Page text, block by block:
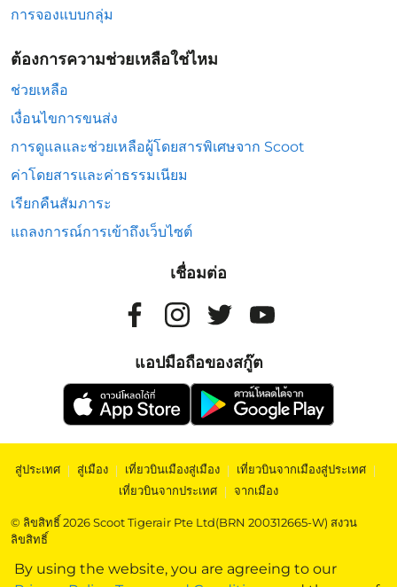
By using the website, you are agreeing to our
การจองแบบกลุ่ม
ต้องการความช่วยเหลือใช่ไหม
ช่วยเหลือ
เงื่อนไขการขนส่ง
การดูแลและช่วยเหลือผู้โดยสารพิเศษจาก Scoot
ค่าโดยสารและค่าธรรมเนียม
เรียกคืนสัมภาระ
แถลงการณ์การเข้าถึงเว็บไซต์
เชื่อมต่อ
แอปมือถือของสกู๊ต
สู่ประเทศ | สู่เมือง | เที่ยวบินเมืองสู่เมือง | เที่ยวบินจากเมืองสู่ประเทศ |
เที่ยวบินจากประเทศ | จากเมือง
© ลิขสิทธิ์ 2026 Scoot Tigerair Pte Ltd(BRN 200312665-W) สงวน
ลิขสิทธิ์